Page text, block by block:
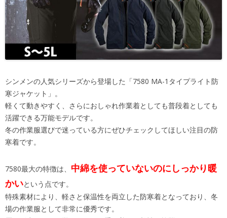
シンメンの人気シリーズから登場した「7580 MA-1タイプライト防
寒ジャケット」。
軽くて動きやすく、さらにおしゃれ作業着としても普段着としても
活躍できる万能モデルです。
冬の作業服選びで迷っている方にぜひチェックしてほしい注目の防
寒着です。
7580最大の特徴は、 中綿を使っていないのにしっかり暖
かいという点です。
特殊素材により、軽さと保温性を両立した防寒着となっており、冬
場の作業服として非常に優秀です。